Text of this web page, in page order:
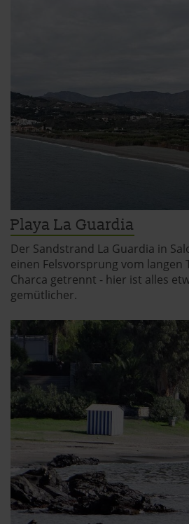
Playa La Guardia
Der Sandstrand La Guardia in
einen Felsvorsprung vom langen
Charca getrennt - hier ist alles
gemütlicher.